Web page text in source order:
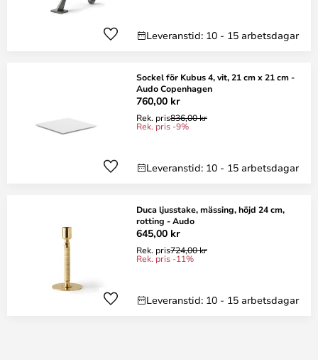
Leveranstid: 10 - 15 arbetsdagar
Sockel för Kubus 4, vit, 21 cm x 21 cm -
Audo Copenhagen
760,00 kr
Rek. pris836,00 kr
Rek. pris -9%
Leveranstid: 10 - 15 arbetsdagar
Duca ljusstake, mässing, höjd 24 cm,
rotting - Audo
645,00 kr
Rek. pris724,00 kr
Rek. pris -11%
Leveranstid: 10 - 15 arbetsdagar